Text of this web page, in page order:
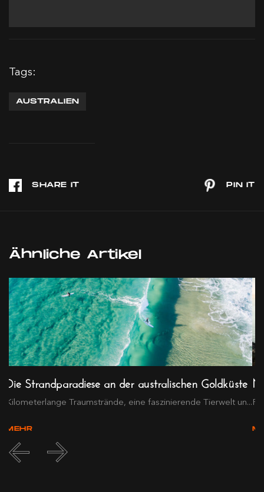
Tags:
AUSTRALIEN
Ähnliche Artikel
Die Strandparadiese an der australischen Goldküste
Kilometerlange Traumstrände, eine faszinierende Tierwelt un...
MEHR